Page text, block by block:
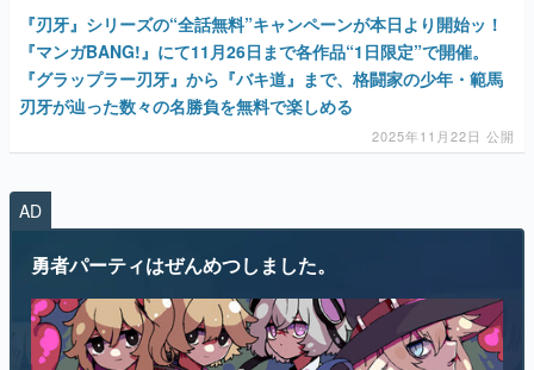
『刃牙』シリーズの“全話無料”キャンペーンが本日より開始ッ！
『マンガBANG!』にて11月26日まで各作品“1日限定”で開催。
『グラップラー刃牙』から『バキ道』まで、格闘家の少年・範馬
刃牙が辿った数々の名勝負を無料で楽しめる
2025年11月22日 公開
AD
勇者パーティはぜんめつしました。